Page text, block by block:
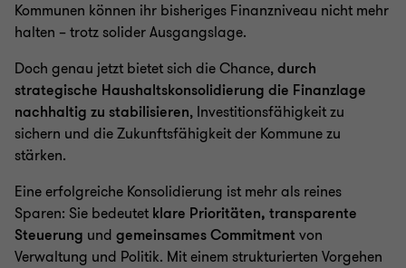
Kommunen können ihr bisheriges Finanzniveau nicht mehr
halten – trotz solider Ausgangslage.
Doch genau jetzt bietet sich die Chance,durch
strategische Haushaltskonsolidierung die Finanzlage
nachhaltig zu stabilisieren, Investitionsfähigkeit zu
sichern und die Zukunftsfähigkeit der Kommune zu
stärken.
Eine erfolgreiche Konsolidierung ist mehr als reines
Sparen: Sie bedeutet klare Prioritäten, transparente
Steuerung und gemeinsames Commitmentvon
Verwaltung und Politik. Mit einem strukturierten Vorgehen